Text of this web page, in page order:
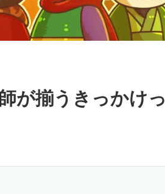
が揃うきっかけっ